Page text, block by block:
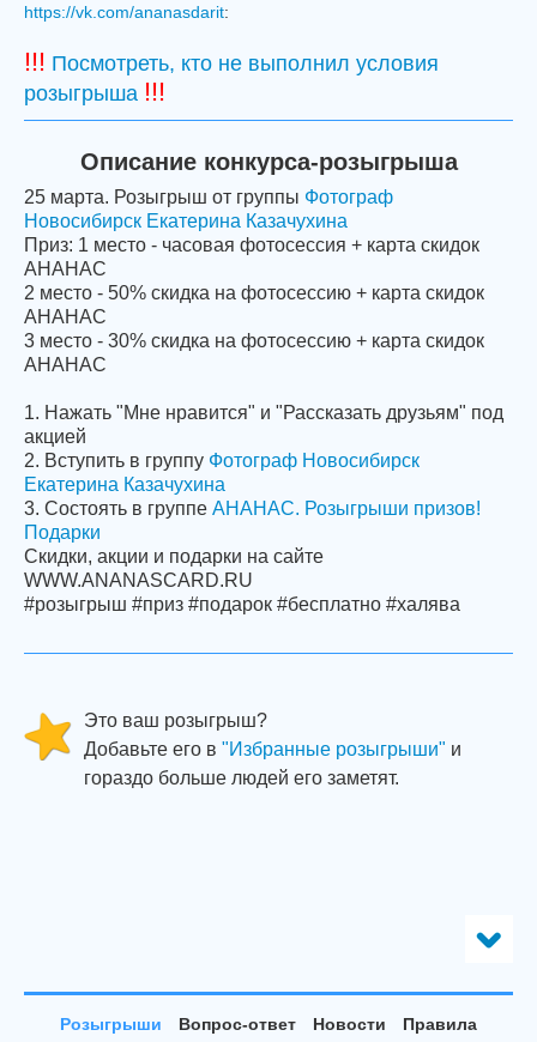
https://vk.com/ananasdarit:
!!! Посмотреть, кто не выполнил условия
розыгрыша !!!
Описание конкурса-розыгрыша
25 марта. Розыгрыш от группы Фотограф
Новосибирск Екатерина Казачухина
Приз: 1 место - часовая фотосессия + карта скидок
АНАНАС
2 место - 50% скидка на фотосессию + карта скидок
АНАНАС
3 место - 30% скидка на фотосессию + карта скидок
АНАНАС
1. Нажать "Мне нравится" и "Рассказать друзьям" под
акцией
2. Вступить в группу Фотограф Новосибирск
Екатерина Казачухина
3. Состоять в группе АНАНАС. Розыгрыши призов!
Подарки
Скидки, акции и подарки на сайте
WWW.ANANASCARD.RU
#розыгрыш #приз #подарок #бесплатно #халява
Это ваш розыгрыш?
Добавьте его в "Избранные розыгрыши" и
гораздо больше людей его заметят.
Розыгрыши Вопрос-ответ Новости
Правила